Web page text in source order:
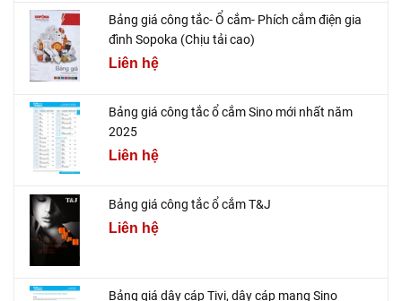
Bảng giá công tắc- Ổ cắm- Phích cắm điện gia
đình Sopoka (Chịu tải cao)
Liên hệ
Bảng giá công tắc ổ cắm Sino mới nhất năm
2025
Liên hệ
Bảng giá công tắc ổ cắm T&J
Liên hệ
Bảng giá dây cáp Tivi, dây cáp mạng Sino